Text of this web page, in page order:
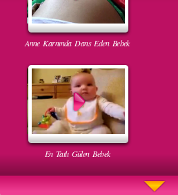
Anne Karnında Dans Eden Bebek
En Tatlı Gülen Bebek